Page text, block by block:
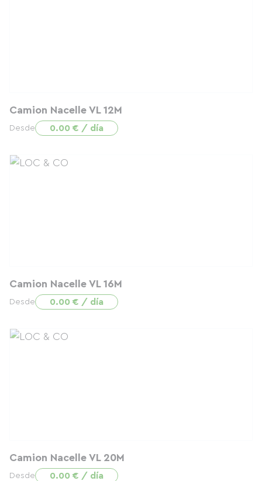
Camion Nacelle VL 12M
Desde 0.00 € / día
Camion Nacelle VL 16M
Desde 0.00 € / día
Camion Nacelle VL 20M
Desde 0.00 € / día